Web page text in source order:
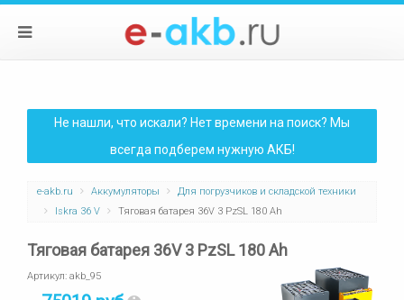
Не нашли, что искали? Нет времени на поиск? Мы
всегда подберем нужную АКБ!
e-akb.ru Аккумуляторы
Для погрузчиков и складской техники
Iskra 36 V
Тяговая батарея 36V 3 PzSL 180 Ah
Тяговая батарея 36V 3 PzSL 180 Ah
Артикул: akb_95